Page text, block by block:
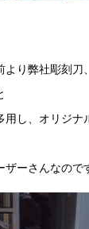
り弊社彫刻刀
用し、オリジナ
ーさんなので